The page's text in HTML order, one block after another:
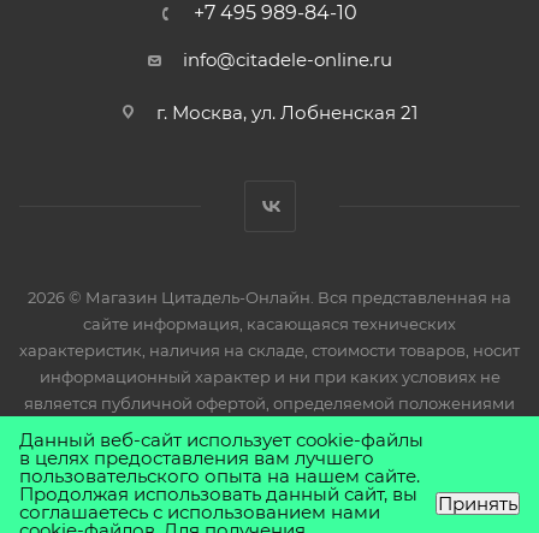
+7 495 989-84-10
info@citadele-online.ru
г. Москва, ул. Лобненская 21
2026 © Магазин Цитадель-Онлайн. Вся представленная на
сайте информация, касающаяся технических
характеристик, наличия на складе, стоимости товаров, носит
информационный характер и ни при каких условиях не
является публичной офертой, определяемой положениями
Статьи 437(2) Гражданского кодекса РФ.
Данный веб-сайт использует cookie-файлы
в целях предоставления вам лучшего
пользовательского опыта на нашем сайте.
Продолжая использовать данный сайт, вы
соглашаетесь с использованием нами Принять